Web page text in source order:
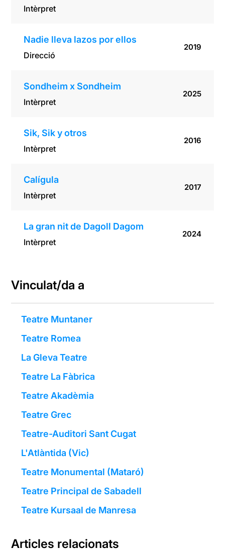
Intèrpret
Nadie lleva lazos por ellos
Direcció
2019
Sondheim x Sondheim
Intèrpret
2025
Sik, Sik y otros
Intèrpret
2016
Calígula
Intèrpret
2017
La gran nit de Dagoll Dagom
Intèrpret
2024
Vinculat/da a
Teatre Muntaner
Teatre Romea
La Gleva Teatre
Teatre La Fàbrica
Teatre Akadèmia
Teatre Grec
Teatre-Auditori Sant Cugat
L'Atlàntida (Vic)
Teatre Monumental (Mataró)
Teatre Principal de Sabadell
Teatre Kursaal de Manresa
Articles relacionats